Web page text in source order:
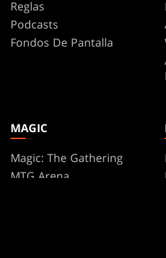
Reglas
Podcasts
Fondos De Pantalla
MAGIC
Magic: The Gathering
MTG Arena